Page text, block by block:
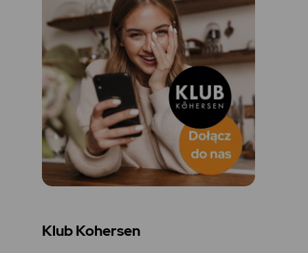
Klub Kohersen